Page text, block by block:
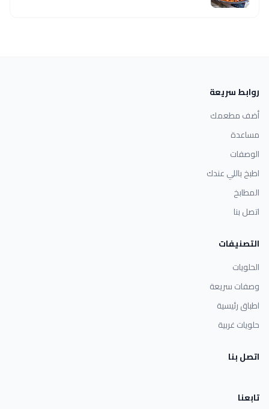
روابط سريعة
أضف مطعمك
مساعدة
الوصفات
اطبخ باللي عندك
المطابخ
اتصل بنا
التصنيفات
الحلويات
وصفات سريعة
اطباق رئيسية
حلويات غربية
اتصل بنا
تابعنا